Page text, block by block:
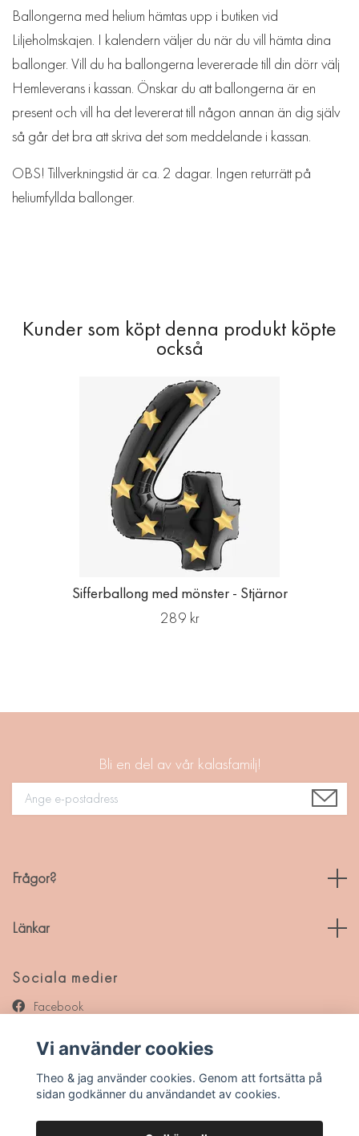
Ballongerna med helium hämtas upp i butiken vid
Liljeholmskajen. I kalendern väljer du när du vill hämta dina
ballonger. Vill du ha ballongerna levererade till din dörr välj
Hemleverans i kassan. Önskar du att ballongerna är en
present och vill ha det levererat till någon annan än dig själv
så går det bra att skriva det som meddelande i kassan.
OBS! Tillverkningstid är ca. 2 dagar. Ingen returrätt på
heliumfyllda ballonger.
Sifferballong med mönster - Stjärnor
289 kr
Bli en del av vår kalasfamilj!
Frågor?
Länkar
Sociala medier
Facebook
Pinterest
Vi använder cookies
Theo & jag använder cookies. Genom att fortsätta på
sidan godkänner du användandet av cookies.